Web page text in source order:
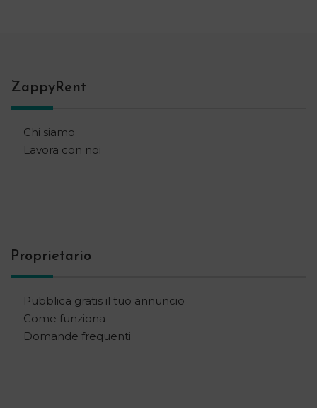
ZappyRent
Chi siamo
Lavora con noi
Proprietario
Pubblica gratis il tuo annuncio
Come funziona
Domande frequenti